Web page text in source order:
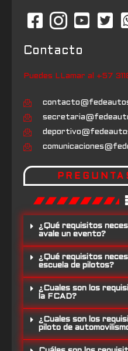
Contacto
Puedes LLamar al +57
¿Qué requisitos
avale un evento?
¿Qué requisitos
escuela de pilotos?
¿Cuales son los
la FCAD?
¿Cuales son los
piloto de